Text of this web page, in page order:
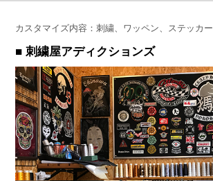
カスタマイズ内容：刺繍、ワッペン、ステッカー
■ 刺繍屋アディクションズ